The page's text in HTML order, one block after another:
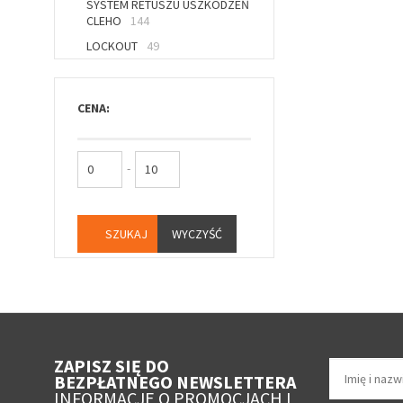
SYSTEM RETUSZU USZKODZEŃ
CLEHO
144
LOCKOUT
49
CENA:
-
WYCZYŚĆ
ZAPISZ SIĘ DO
BEZPŁATNEGO NEWSLETTERA
INFORMACJE O PROMOCJACH I